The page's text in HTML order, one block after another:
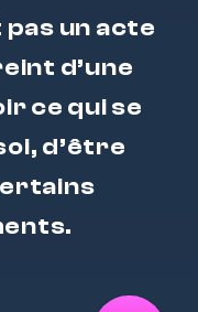
un acte
d’une
ce qui se
d’être